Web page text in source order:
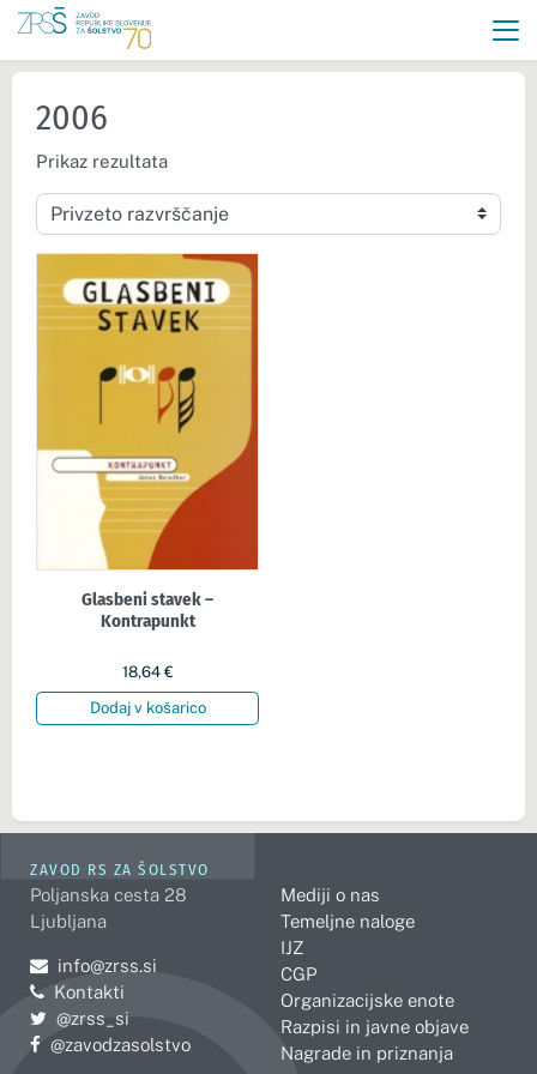
2006
Prikaz rezultata
Glasbeni stavek –
Kontrapunkt
18,64 €
Dodaj v košarico
ZAVOD RS ZA ŠOLSTVO
Poljanska cesta 28
Ljubljana
Pošljite e-mail na
info@zrss.si
Kontakti
Pojdite na Twitter:
@zrss_si
Pojdite na Facebook:
@zavodzasolstvo
Mediji o nas
Temeljne naloge
IJZ
CGP
Organizacijske enote
Razpisi in javne objave
Nagrade in priznanja